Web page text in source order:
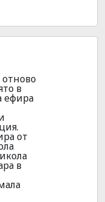
в
ефира
от
в